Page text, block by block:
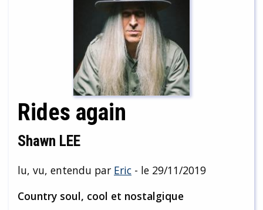
Rides again
Shawn LEE
lu, vu, entendu par Eric - le 29/11/2019
Country soul, cool et nostalgique